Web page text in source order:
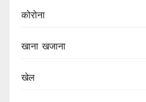
कोरोना
खाना खजाना
खेल